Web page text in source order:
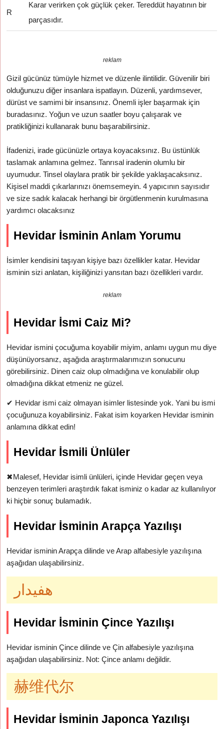
R
Karar verirken çok güçlük çeker. Tereddüt hayatının bir
parçasıdır.
reklam
Gizil gücünüz tümüyle hizmet ve düzenle ilintilidir. Güvenilir biri
olduğunuzu diğer insanlara ispatlayın. Düzenli, yardımsever,
dürüst ve samimi bir insansınız. Önemli işler başarmak için
buradasınız. Yoğun ve uzun saatler boyu çalışarak ve
pratikliğinizi kullanarak bunu başarabilirsiniz.
İfadenizi, irade gücünüzle ortaya koyacaksınız. Bu üstünlük
taslamak anlamına gelmez. Tanrısal iradenin olumlu bir
uyumudur. Tinsel olaylara pratik bir şekilde yaklaşacaksınız.
Kişisel maddi çıkarlarınızı önemsemeyin. 4 yapıcının sayısıdır
ve size sadık kalacak herhangi bir örgütlenmenin kurulmasına
yardımcı olacaksınız
Hevidar İsminin Anlam Yorumu
İsimler kendisini taşıyan kişiye bazı özellikler katar. Hevidar
isminin sizi anlatan, kişiliğinizi yansıtan bazı özellikleri vardır.
reklam
Hevidar İsmi Caiz Mi?
Hevidar ismini çocuğuma koyabilir miyim, anlamı uygun mu diye
düşünüyorsanız, aşağıda araştırmalarımızın sonucunu
görebilirsiniz. Dinen caiz olup olmadığına ve konulabilir olup
olmadığına dikkat etmeniz ne güzel.
✔ Hevidar ismi caiz olmayan isimler listesinde yok. Yani bu ismi
çocuğunuza koyabilirsiniz. Fakat isim koyarken Hevidar isminin
anlamına dikkat edin!
Hevidar İsmili Ünlüler
✖Malesef, Hevidar isimli ünlüleri, içinde Hevidar geçen veya
benzeyen terimleri araştırdık fakat isminiz o kadar az kullanılıyor
ki hiçbir sonuç bulamadık.
Hevidar İsminin Arapça Yazılışı
Hevidar isminin Arapça dilinde ve Arap alfabesiyle yazılışına
aşağıdan ulaşabilirsiniz.
هفيدار
Hevidar İsminin Çince Yazılışı
Hevidar isminin Çince dilinde ve Çin alfabesiyle yazılışına
aşağıdan ulaşabilirsiniz. Not: Çince anlamı değildir.
赫维代尔
Hevidar İsminin Japonca Yazılışı